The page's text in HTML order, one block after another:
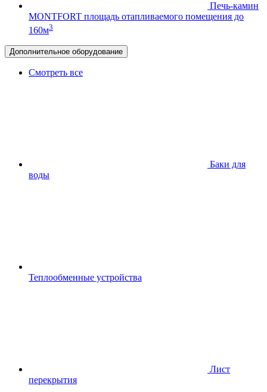
Печь-камин
MONTFORT площадь отапливаемого помещения до
160м3
Дополнительное оборудование
Смотреть все
Баки для
воды
Теплообменные устройства
Лист
перекрытия